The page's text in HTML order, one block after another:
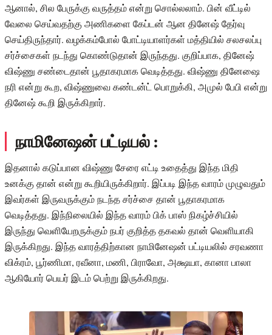
ஆனால், சில பேருக்கு வருத்தம் என்று சொல்லலாம். பின் வீட்டில்
வேலை செய்வதற்கு அணிகளை கேப்டன் ஆன தினேஷ் தேர்வு
செய்திருந்தார். வழக்கம்போல் போட்டியாளர்கள் மத்தியில் சலசலப்பு
சர்ச்சைகள் நடந்து கொண்டுதான் இருந்தது. குறிப்பாக, தினேஷ்
விஷ்ணு சண்டைதான் பூதாகரமாக வெடித்தது. விஷ்ணு தினேஷை
நரி என்று கூற, விஷ்ணுவை கண்டன்ட் பொறுக்கி, அமுல் பேபி என்று
தினேஷ் கூறி இருக்கிறார்.
நாமினேஷன் பட்டியல் :
இதனால் கடுப்பான விஷ்ணு சேரை எட்டி உதைத்து இந்த மிதி
உனக்கு தான் என்று கூறியிருக்கிறார். இப்படி இந்த வாரம் முழுவதும்
இவர்கள் இருவருக்கும் நடந்த சர்ச்சை தான் பூதாகரமாக
வெடித்தது. இந்நிலையில் இந்த வாரம் பிக் பாஸ் நிகழ்ச்சியில்
இருந்து வெளியேறருக்கும் நபர் குறித்த தகவல் தான் வெளியாகி
இருக்கிறது. இந்த வாரத்திற்கான நாமினேஷன் பட்டியலில் சரவணா
விக்ரம், பூர்ணிமா, ரவீனா, மணி, பிராவோ, அக்ஷயா, கானா பாலா
ஆகியோர் பெயர் இடம் பெற்று இருக்கிறது.